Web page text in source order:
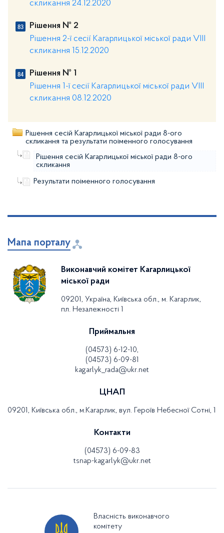
скликання 24.12.2020
Рішення № 2
Рішення 2-ї сесії Кагарлицької міської ради VIII
скликання 15.12.2020
Рішення № 1
Рішення 1-ї сесії Кагарлицької міської ради VIII
скликання 08.12.2020
Рішення сесій Кагарлицької міської ради 8-ого
скликання та результати поіменного голосування
Рішення сесій Кагарлицької міської ради 8-ого
скликання
Результати поіменного голосування
Мапа порталу
Виконавчий комітет Кагарлицької
міської ради
09201, Україна, Київська обл., м. Кагарлик,
пл. Незалежності 1
Приймальня
(04573) 6-12-10,
(04573) 6-09-81
kagarlyk_rada@ukr.net
ЦНАП
09201, Київська обл., м.Кагарлик, вул. Героїв Небесної Сотні, 1
Контакти
(04573) 6-09-83
tsnap-kagarlyk@ukr.net
Власність виконавчого
комітету